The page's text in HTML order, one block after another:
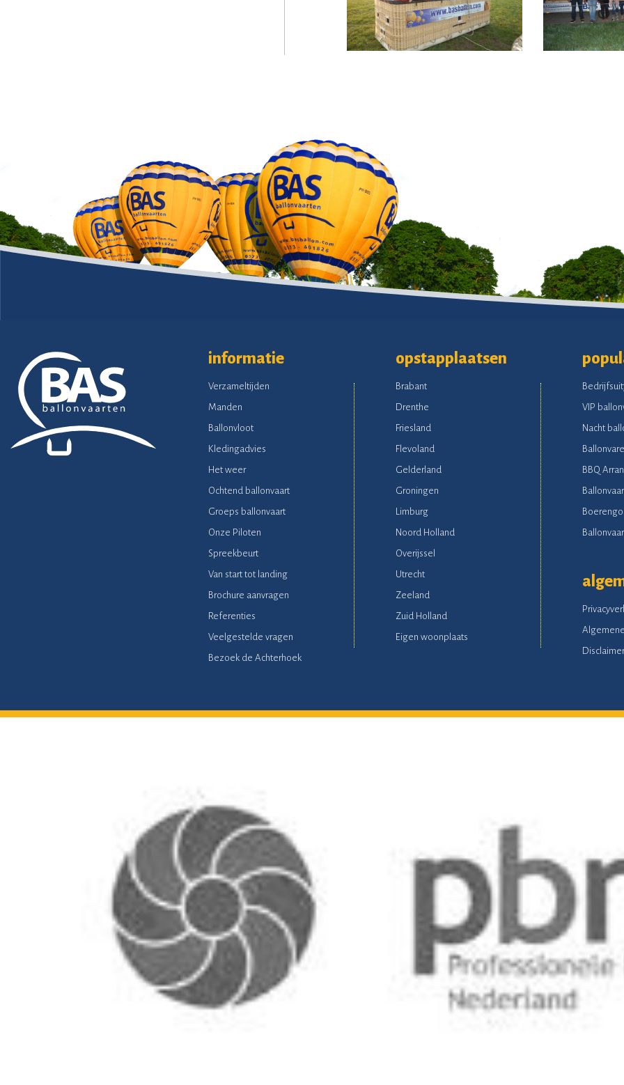
informatie
Verzameltijden
Manden
Ballonvloot
Kledingadvies
Het weer
Ochtend ballonvaart
Groeps ballonvaart
Onze Piloten
Spreekbeurt
Van start tot landing
Brochure aanvragen
Referenties
Veelgestelde vragen
Bezoek de Achterhoek
opstapplaatsen
Brabant
Drenthe
Friesland
Flevoland
Gelderland
Groningen
Limburg
Noord Holland
Overijssel
Utrecht
Zeeland
Zuid Holland
Eigen woonplaats
VIP
Nacht
BBQ